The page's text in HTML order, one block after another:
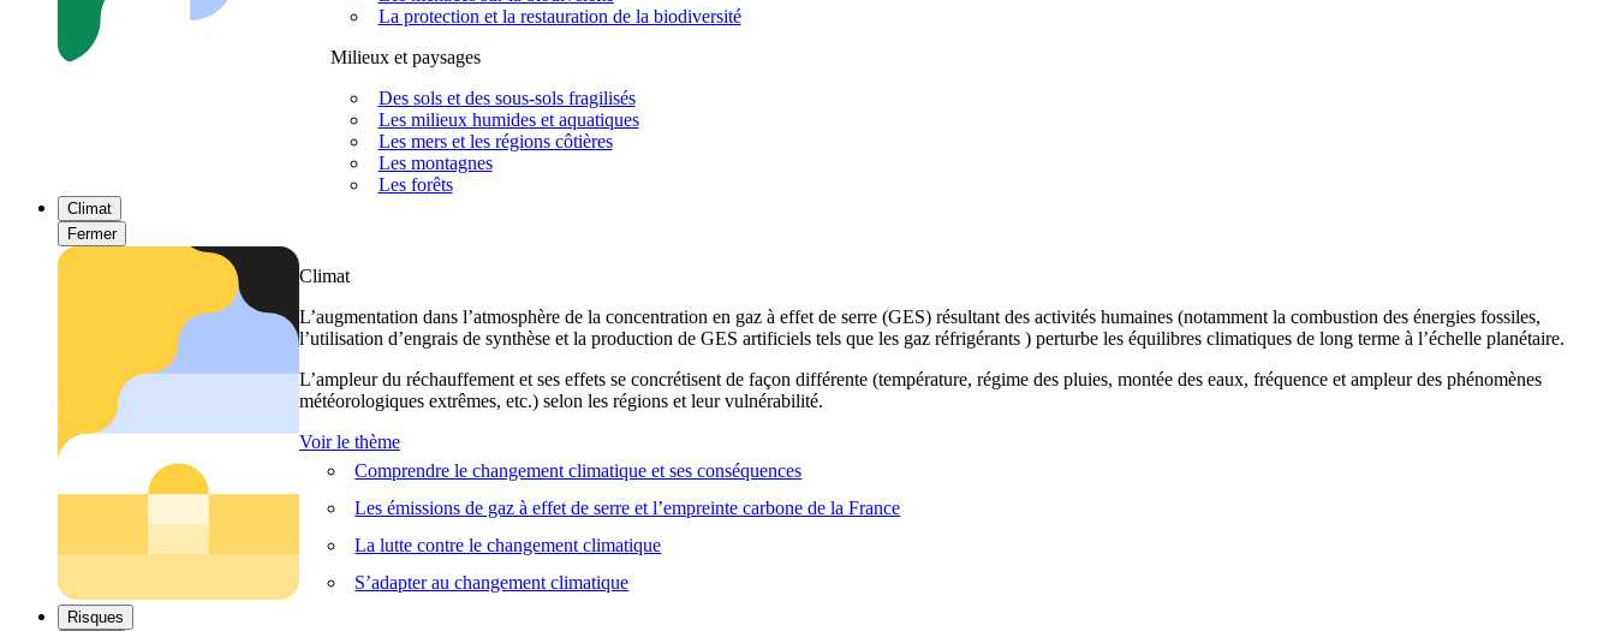
La protection et la restauration de la biodiversité
Milieux et paysages
Des sols et des sous-sols fragilisés
Les milieux humides et aquatiques
Les mers et les régions côtières
Les montagnes
Les forêts
Climat
Fermer
Climat
L’augmentation dans l’atmosphère de la concentration en gaz à effet de serre (GES) résultant des activités humaines (notamment la combustion des énergies fossiles,
l’utilisation d’engrais de synthèse et la production de GES artificiels tels que les gaz réfrigérants ) perturbe les équilibres climatiques de long terme à l’échelle planétaire.
L’ampleur du réchauffement et ses effets se concrétisent de façon différente (température, régime des pluies, montée des eaux, fréquence et ampleur des phénomènes
météorologiques extrêmes, etc.) selon les régions et leur vulnérabilité.
Voir le thème
Comprendre le changement climatique et ses conséquences
Les émissions de gaz à effet de serre et l’empreinte carbone de la France
La lutte contre le changement climatique
S’adapter au changement climatique
Risques